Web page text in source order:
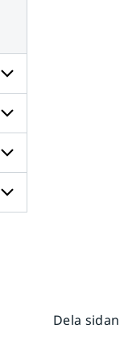
och
till
Dela sidan